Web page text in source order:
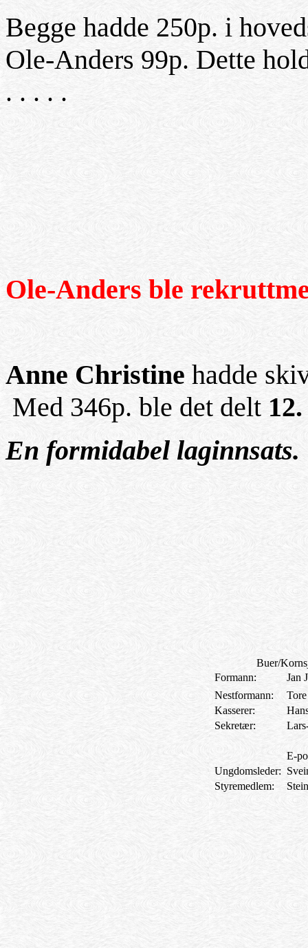
Begge hadde 250p. i
Ole-Anders 99p. Dette
. . . . .
Ole-Anders ble
Foto:
Anne Christine hadde
Med 346p. ble det delt
En formidabel laginnsats.
Buer/
Formann:
Jan
Nestformann:
Kasserer:
Sekretær:
E-
Ungdomsleder:
Styremedlem: